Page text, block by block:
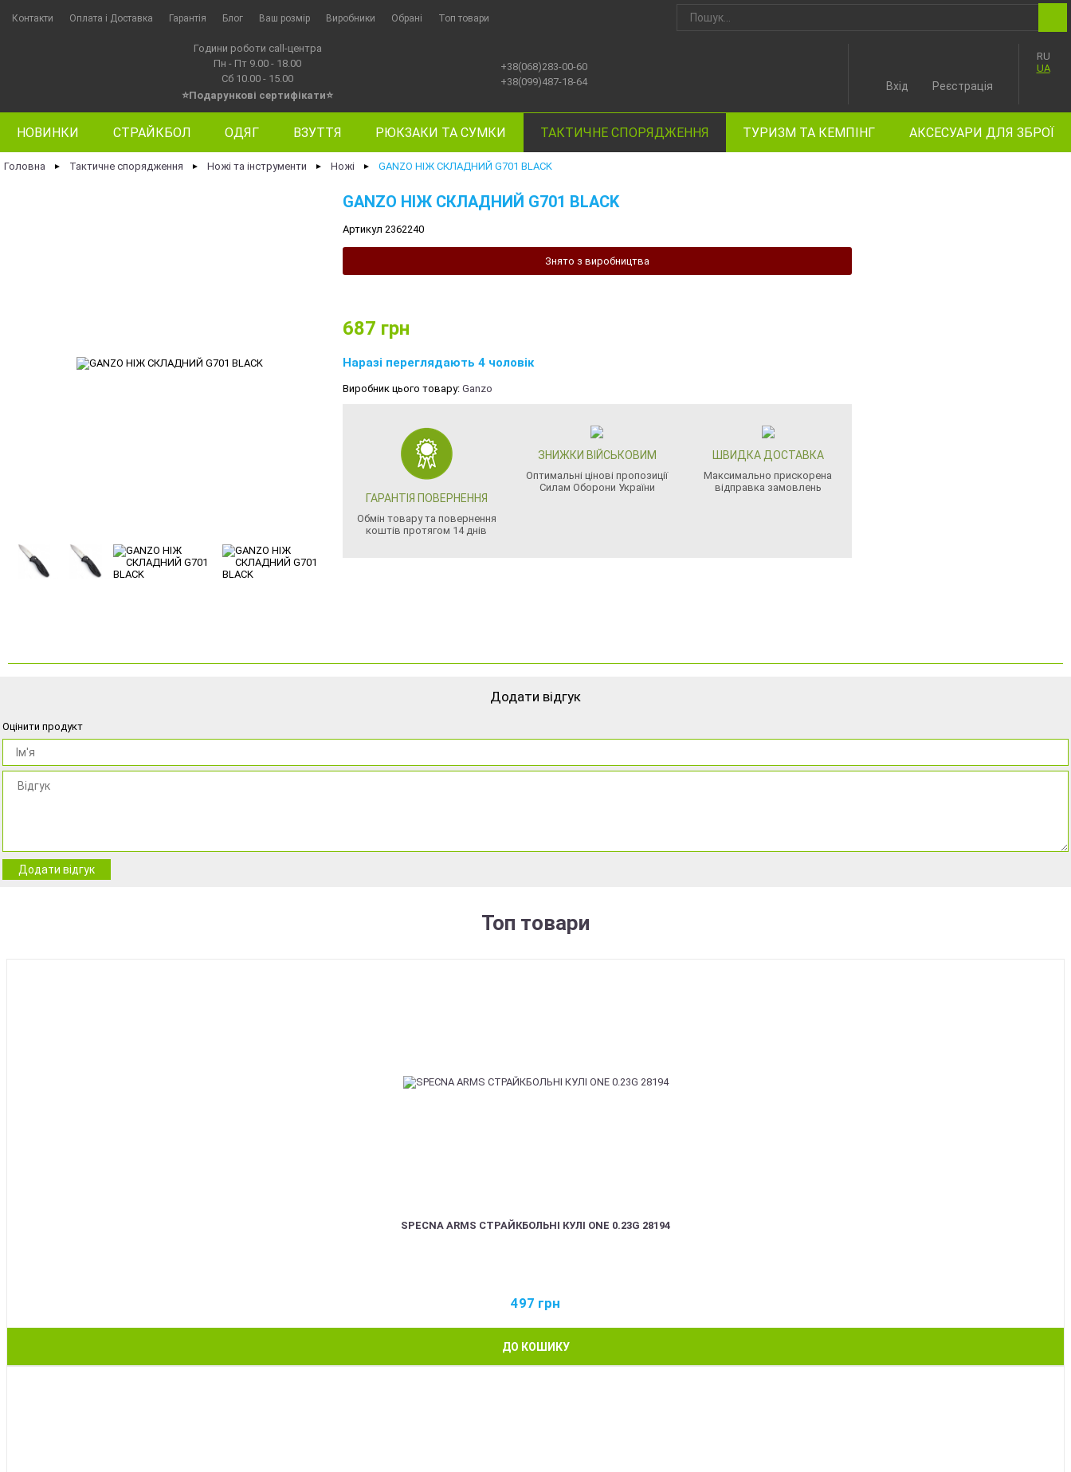
Контакти Оплата i Доставка Гарантія Блог Ваш розмір Виробники Обрані Топ товари
Години роботи call-центра
Пн - Пт 9.00 - 18.00
Сб 10.00 - 15.00
⭐Подарункові сертифікати⭐
+38(068)283-00-60
+38(099)487-18-64
RU
UA
Вхід Реєстрація
НОВИНКИ СТРАЙКБОЛ ОДЯГ ВЗУТТЯ РЮКЗАКИ ТА СУМКИ ТАКТИЧНЕ СПОРЯДЖЕННЯ ТУРИЗМ ТА КЕМПІНГ АКСЕСУАРИ ДЛЯ ЗБРОЇ
Головна ► Тактичне спорядження ► Ножі та інструменти ► Ножі ► GANZO НІЖ СКЛАДНИЙ G701 BLACK
GANZO НІЖ СКЛАДНИЙ G701 BLACK
Артикул 2362240
Знято з виробництва
687 грн
Наразі переглядають 4 чоловік
Виробник цього товару: Ganzo
ГАРАНТІЯ ПОВЕРНЕННЯ
Обмін товару та повернення
коштів протягом 14 днів
ЗНИЖКИ ВІЙСЬКОВИМ
Оптимальні цінові пропозиції
Силам Оборони України
ШВИДКА ДОСТАВКА
Максимально прискорена
відправка замовлень
Додати відгук
Оцінити продукт
Додати відгук
Топ товари
SPECNA ARMS СТРАЙКБОЛЬНІ КУЛІ ONE 0.23G 28194
497 грн
ДО КОШИКУ